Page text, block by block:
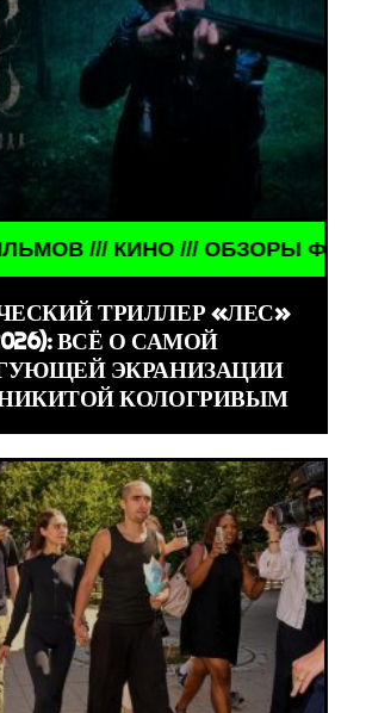
КИНО /// ОБЗОРЫ ФИЛЬМОВ
ТРИЛЛЕР «ЛЕС»
ВСЁ О САМОЙ
ЭКРАНИЗАЦИИ
КОЛОГРИВЫМ